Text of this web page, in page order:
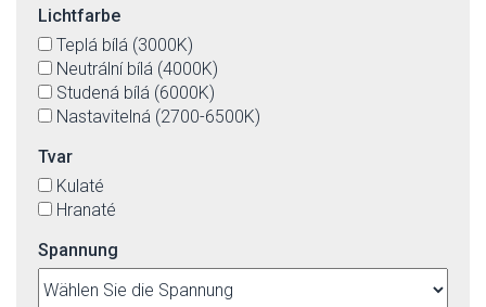
Lichtfarbe
Teplá bílá (3000K)
Neutrální bílá (4000K)
Studená bílá (6000K)
Nastavitelná (2700-6500K)
Tvar
Kulaté
Hranaté
Spannung